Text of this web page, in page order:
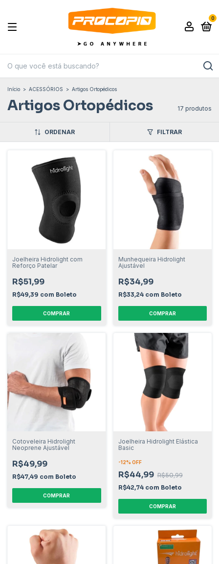
0
Início > ACESSÓRIOS > Artigos Ortopédicos
Artigos Ortopédicos 17 produtos
ORDENAR FILTRAR
Joelheira Hidrolight com
Reforço Patelar
R$51,99
R$49,39 com Boleto
COMPRAR
Munhequeira Hidrolight
Ajustável
R$34,99
R$33,24 com Boleto
COMPRAR
Cotoveleira Hidrolight
Neoprene Ajustável
R$49,99
R$47,49 com Boleto
COMPRAR
Joelheira Hidrolight Elástica
Basic
-12% OFF
R$44,99 R$50,99
R$42,74 com Boleto
COMPRAR